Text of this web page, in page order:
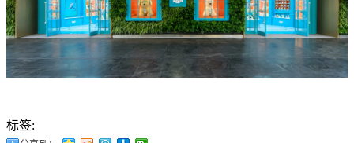
标签: